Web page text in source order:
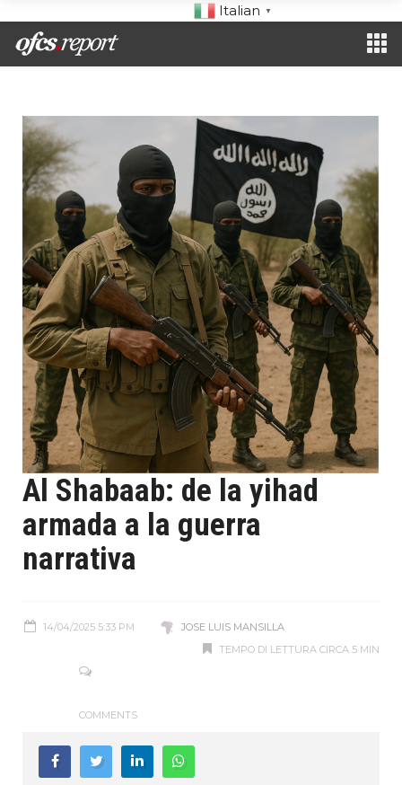
Italian ▼
Al Shabaab: de la yihad
armada a la guerra
narrativa
14/04/2025 5:33 PM
JOSE LUIS MANSILLA
TEMPO DI LETTURA CIRCA 5 MIN
COMMENTS